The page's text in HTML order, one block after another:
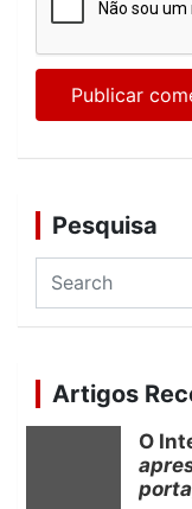
Pesquisa
a
c
h
Artigos
O